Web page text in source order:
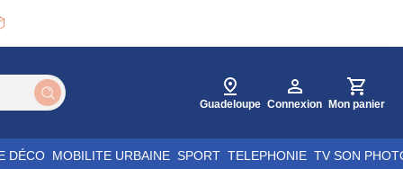
Guadeloupe Connexion Mon panier
DÉCO MOBILITE URBAINE SPORT TELEPHONIE TV SON